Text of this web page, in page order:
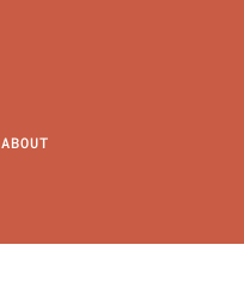
ABOUT